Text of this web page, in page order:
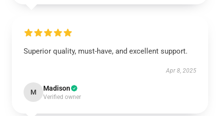
Superior quality, must-have, and excellent support.
Apr 8, 2025
M Madison
Verified owner